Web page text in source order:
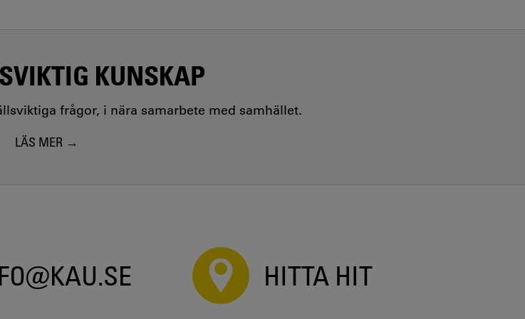
KUNSKAP
frågor, i nära samarbete med samhället.
LÄS MER
HITTA HIT